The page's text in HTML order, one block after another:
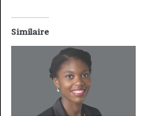
Similaire